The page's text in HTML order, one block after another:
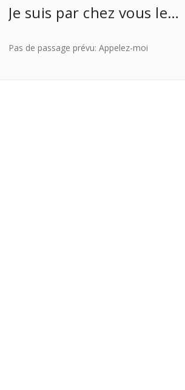
Je suis par chez vous le…
Pas de passage prévu: Appelez-moi